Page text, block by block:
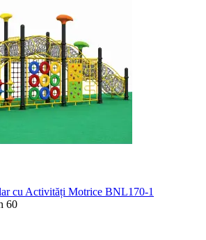
cu Activități Motrice BNL170-1
60